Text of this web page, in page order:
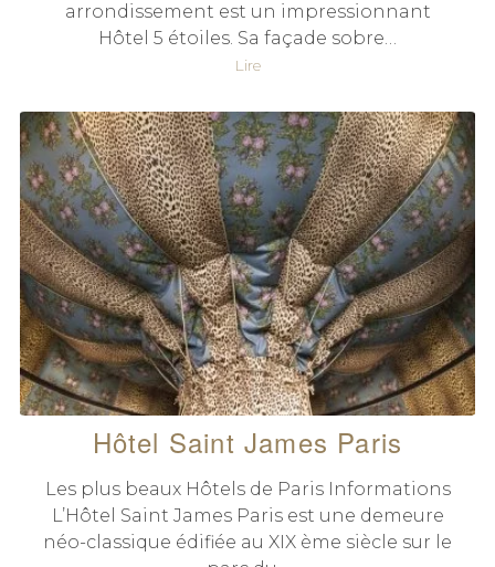
arrondissement est un impressionnant
Hôtel 5 étoiles. Sa façade sobre…
Lire
Hôtel Saint James Paris
Les plus beaux Hôtels de Paris Informations
L’Hôtel Saint James Paris est une demeure
néo-classique édifiée au XIX ème siècle sur le